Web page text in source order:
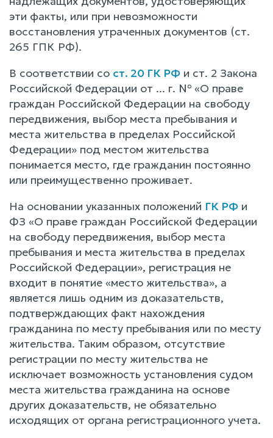
эти факты, или при невозможности
восстановления утраченных документов (ст.
265 ГПК РФ).
В соответствии со ст. 20 ГК РФ и ст. 2 Закона
Российской Федерации от ... г. № «О праве
граждан Российской Федерации на свободу
передвижения, выбор места пребывания и
места жительства в пределах Российской
Федерации» под местом жительства
понимается место, где гражданин постоянно
или преимущественно проживает.
На основании указанных положений ГК РФ и
ФЗ «О праве граждан Российской Федерации
на свободу передвижения, выбор места
пребывания и места жительства в пределах
Российской Федерации», регистрация не
входит в понятие «место жительства», а
является лишь одним из доказательств,
подтверждающих факт нахождения
гражданина по месту пребывания или по месту
жительства. Таким образом, отсутствие
регистрации по месту жительства не
исключает возможность установления судом
места жительства гражданина на основе
других доказательств, не обязательно
исходящих от органа регистрационного учета.